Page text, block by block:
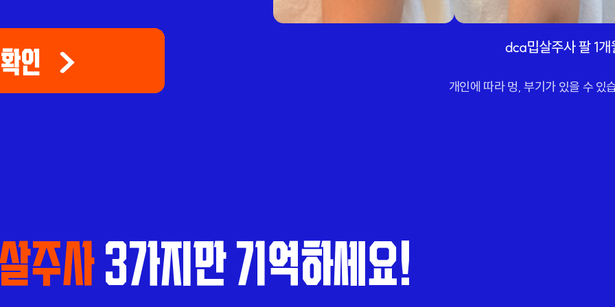
개인에 따라 멍, 부기가 있을 수 있
주사3가지만 기억하세요!